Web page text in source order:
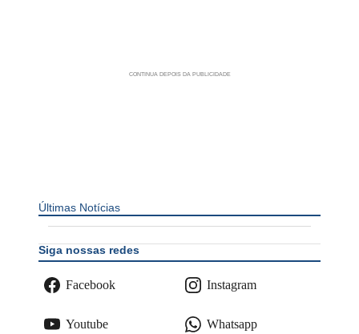
Últimas Notícias
Siga nossas redes
Facebook Instagram
Youtube Whatsapp